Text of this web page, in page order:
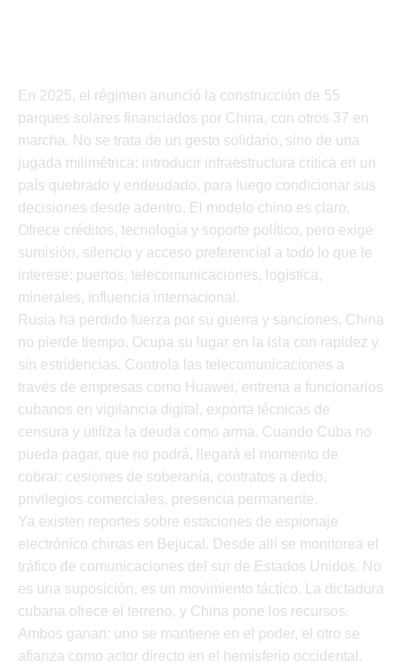
En 2025, el régimen anunció la construcción de 55
parques solares financiados por China, con otros 37 en
marcha. No se trata de un gesto solidario, sino de una
jugada milimétrica: introducir infraestructura crítica en un
país quebrado y endeudado, para luego condicionar sus
decisiones desde adentro. El modelo chino es claro.
Ofrece créditos, tecnología y soporte político, pero exige
sumisión, silencio y acceso preferencial a todo lo que le
interese: puertos, telecomunicaciones, logística,
minerales, influencia internacional.
Rusia ha perdido fuerza por su guerra y sanciones. China
no pierde tiempo. Ocupa su lugar en la isla con rapidez y
sin estridencias. Controla las telecomunicaciones a
través de empresas como Huawei, entrena a funcionarios
cubanos en vigilancia digital, exporta técnicas de
censura y utiliza la deuda como arma. Cuando Cuba no
pueda pagar, que no podrá, llegará el momento de
cobrar: cesiones de soberanía, contratos a dedo,
privilegios comerciales, presencia permanente.
Ya existen reportes sobre estaciones de espionaje
electrónico chinas en Bejucal. Desde allí se monitorea el
tráfico de comunicaciones del sur de Estados Unidos. No
es una suposición, es un movimiento táctico. La dictadura
cubana ofrece el terreno, y China pone los recursos.
Ambos ganan: uno se mantiene en el poder, el otro se
afianza como actor directo en el hemisferio occidental.